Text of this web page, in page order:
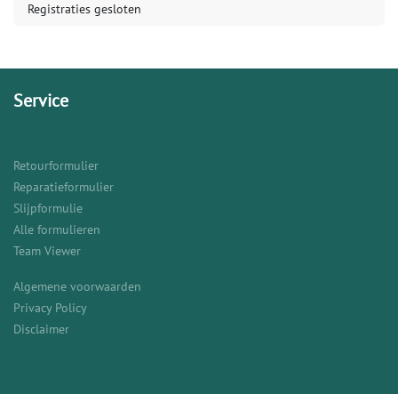
Registraties gesloten
Service
Retourformulier
Reparatieformulier
Slijpformulie
Alle formulieren
Team Viewer
Algemene voorwaarden
Privacy Policy
Disclaimer